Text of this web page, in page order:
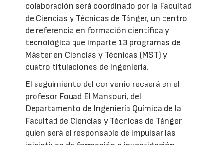
colaboración será coordinado por la Facultad
de Ciencias y Técnicas de Tánger, un centro
de referencia en formación científica y
tecnológica que imparte 13 programas de
Máster en Ciencias y Técnicas (MST) y
cuatro titulaciones de Ingeniería.
El seguimiento del convenio recaerá en el
profesor Fouad El Mansouri, del
Departamento de Ingeniería Química de la
Facultad de Ciencias y Técnicas de Tánger,
quien será el responsable de impulsar las